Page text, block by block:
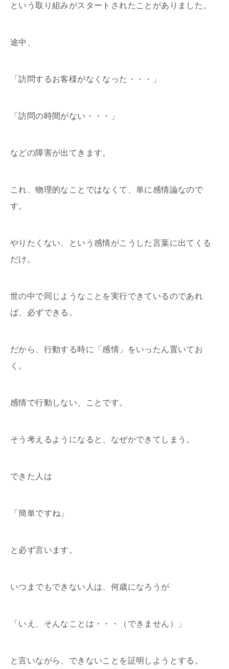
という取り組みがスタートされたことがありました。
途中、
「訪問するお客様がなくなった・・・」
「訪問の時間がない・・・」
などの障害が出てきます。
これ、物理的なことではなくて、単に感情論なので
す。
やりたくない、という感情がこうした言葉に出てくる
だけ。
世の中で同じようなことを実行できているのであれ
ば、必ずできる。
だから、行動する時に「感情」をいったん置いてお
く。
感情で行動しない、ことです。
そう考えるようになると、なぜかできてしまう。
できた人は
「簡単ですね」
と必ず言います。
いつまでもできない人は、何歳になろうが
「いえ、そんなことは・・・（できません）」
と言いながら、できないことを証明しようとする。